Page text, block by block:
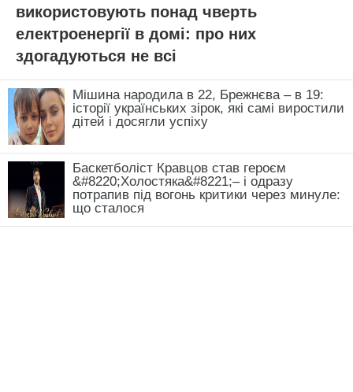
використовують понад чверть
електроенергії в домі: про них
здогадуються не всі
Мішина народила в 22, Брежнєва – в 19:
історії українських зірок, які самі виростили
дітей і досягли успіху
Баскетболіст Кравцов став героєм
&#8220;Холостяка&#8221;– і одразу
потрапив під вогонь критики через минуле:
що сталося